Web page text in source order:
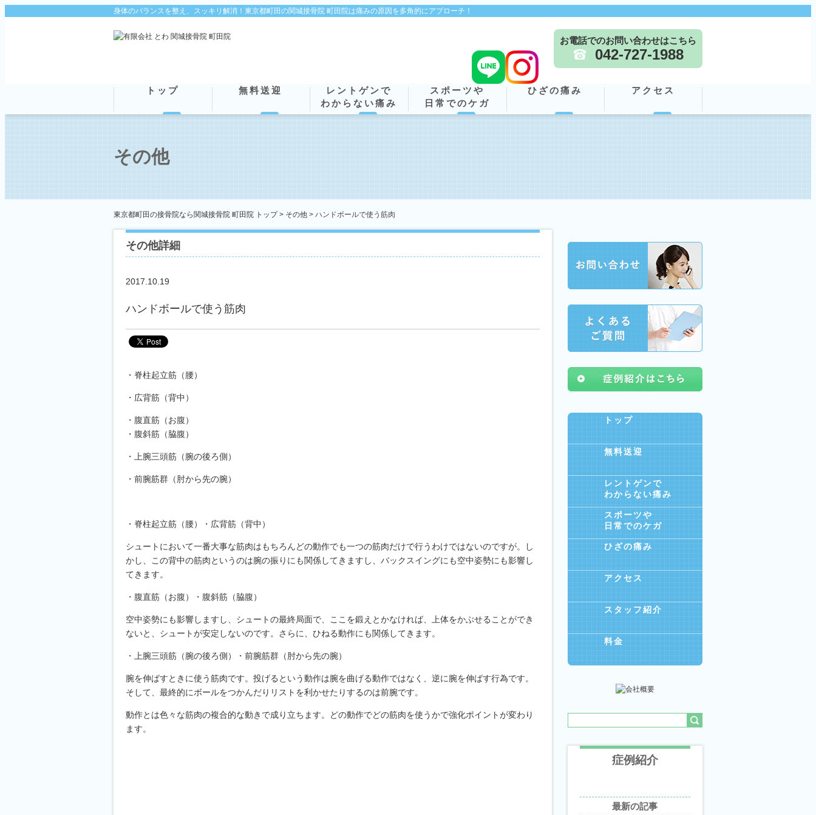
身体のバランスを整え、スッキリ解消！東京都町田の関城接骨院 町田院は痛みの原因を多角的にアプローチ！
お電話でのお問い合わせはこちら
042-727-1988
トップ 無料送迎
レントゲンで
わからない痛み
スポーツや
日常でのケガ
ひざの痛み アクセス
その他
東京都町田の接骨院なら関城接骨院 町田院 トップ > その他 > ハンドボールで使う筋肉
その他詳細
2017.10.19
ハンドボールで使う筋肉
・脊柱起立筋（腰）
・広背筋（背中）
・腹直筋（お腹）
・腹斜筋（脇腹）
・上腕三頭筋（腕の後ろ側）
・前腕筋群（肘から先の腕）
・脊柱起立筋（腰）・広背筋（背中）
シュートにおいて一番大事な筋肉はもちろんどの動作でも一つの筋肉だけで行うわけではないのですが。し
かし、この背中の筋肉というのは腕の振りにも関係してきますし、バックスイングにも空中姿勢にも影響し
てきます。
・腹直筋（お腹）・腹斜筋（脇腹）
空中姿勢にも影響しますし、シュートの最終局面で、ここを鍛えとかなければ、上体をかぶせることができ
ないと、シュートが安定しないのです。さらに、ひねる動作にも関係してきます。
・上腕三頭筋（腕の後ろ側）・前腕筋群（肘から先の腕）
腕を伸ばすときに使う筋肉です。投げるという動作は腕を曲げる動作ではなく、逆に腕を伸ばす行為です。
そして、最終的にボールをつかんだりリストを利かせたりするのは前腕です。
動作とは色々な筋肉の複合的な動きで成り立ちます。どの動作でどの筋肉を使うかで強化ポイントが変わり
ます。
トップ
無料送迎
レントゲンで
わからない痛み
スポーツや
日常でのケガ
ひざの痛み
アクセス
スタッフ紹介
料金
症例紹介
最新の記事